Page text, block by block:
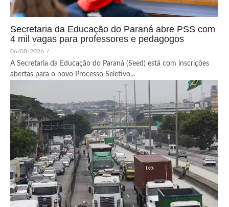
Secretaria da Educação do Paraná abre PSS com
4 mil vagas para professores e pedagogos
06/08/2026 /
A Secretaria da Educação do Paraná (Seed) está com inscrições
abertas para o novo Processo Seletivo...